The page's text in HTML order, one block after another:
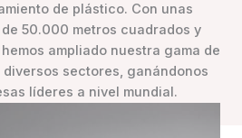
de plástico. Con unas
50.000 metros cuadrados y
ampliado nuestra gama de
sectores, ganándonos
líderes a nivel mundial.